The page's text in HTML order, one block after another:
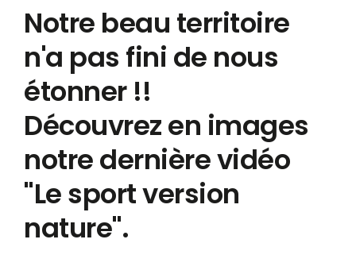
Notre beau territoire
n'a pas fini de nous
étonner !!
Découvrez en images
notre dernière vidéo
"Le sport version
nature".